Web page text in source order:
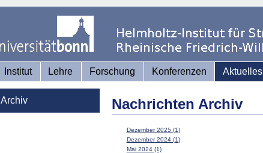
Institut Lehre Forschung Konferenzen Aktuelles
Archiv Nachrichten Archiv
Dezember 2025 (1)
Dezember 2024 (1)
Mai 2024 (1)